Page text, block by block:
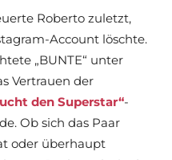
Roberto zuletzt,
Account löschte.
„BUNTE“ unter
Vertrauen der
den Superstar“-
Ob sich das Paar
oder überhaupt